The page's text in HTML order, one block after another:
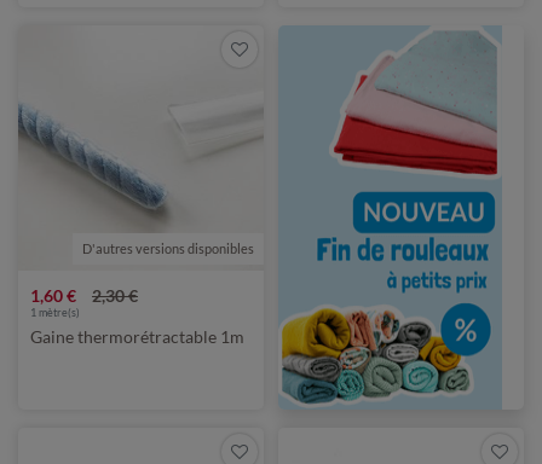
D'autres versions disponibles
1,60 € 2,30 €
1 mètre(s)
Gaine thermorétractable 1m